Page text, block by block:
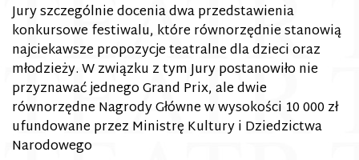
Jury szczególnie docenia dwa przedstawienia
konkursowe festiwalu, które równorzędnie stanowią
najciekawsze propozycje teatralne dla dzieci oraz
młodzieży. W związku z tym Jury postanowiło nie
przyznawać jednego Grand Prix, ale dwie
równorzędne Nagrody Główne w wysokości 10 000 zł
ufundowane przez Ministrę Kultury i Dziedzictwa
Narodowego